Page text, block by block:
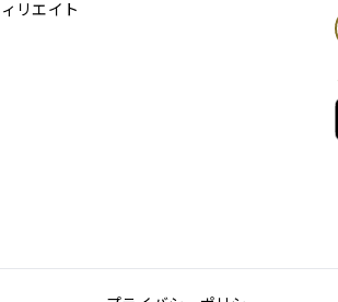
リエイト